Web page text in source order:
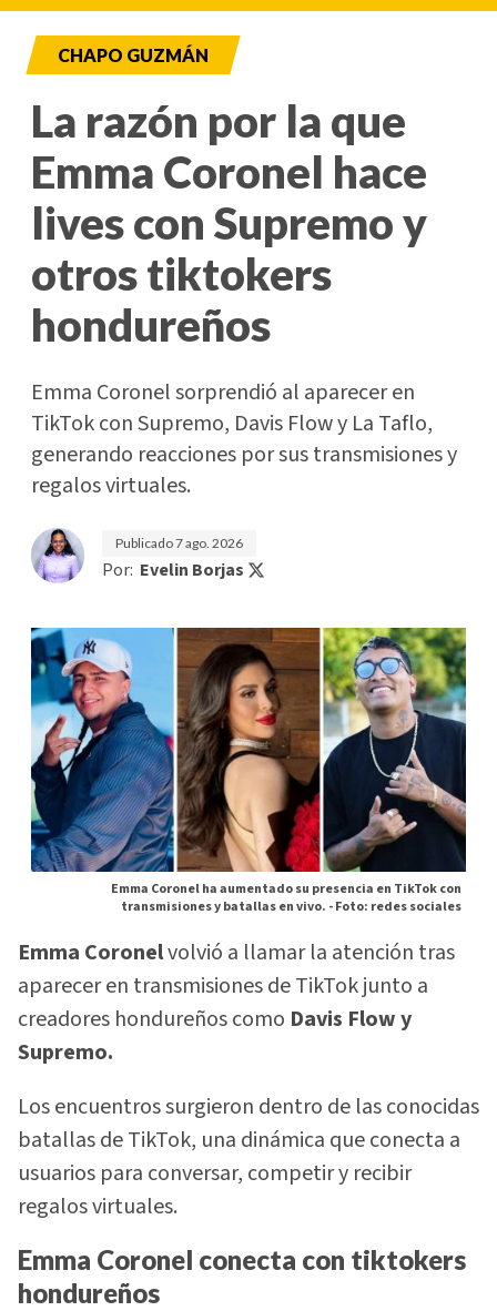
CHAPO GUZMÁN
La razón por la que
Emma Coronel hace
lives con Supremo y
otros tiktokers
hondureños
Emma Coronel sorprendió al aparecer en
TikTok con Supremo, Davis Flow y La Taflo,
generando reacciones por sus transmisiones y
regalos virtuales.
Publicado7 ago. 2026
Por: Evelin Borjas
Emma Coronel ha aumentado su presencia en TikTok con
transmisiones y batallas en vivo. -Foto: redes sociales
Emma Coronelvolvió a llamar la atención tras
aparecer en transmisiones de TikTok junto a
creadores hondureños como Davis Flow y
Supremo.
Los encuentros surgieron dentro de las conocidas
batallas de TikTok, una dinámica que conecta a
usuarios para conversar, competir y recibir
regalos virtuales.
Emma Coronel conecta con tiktokers
hondureños